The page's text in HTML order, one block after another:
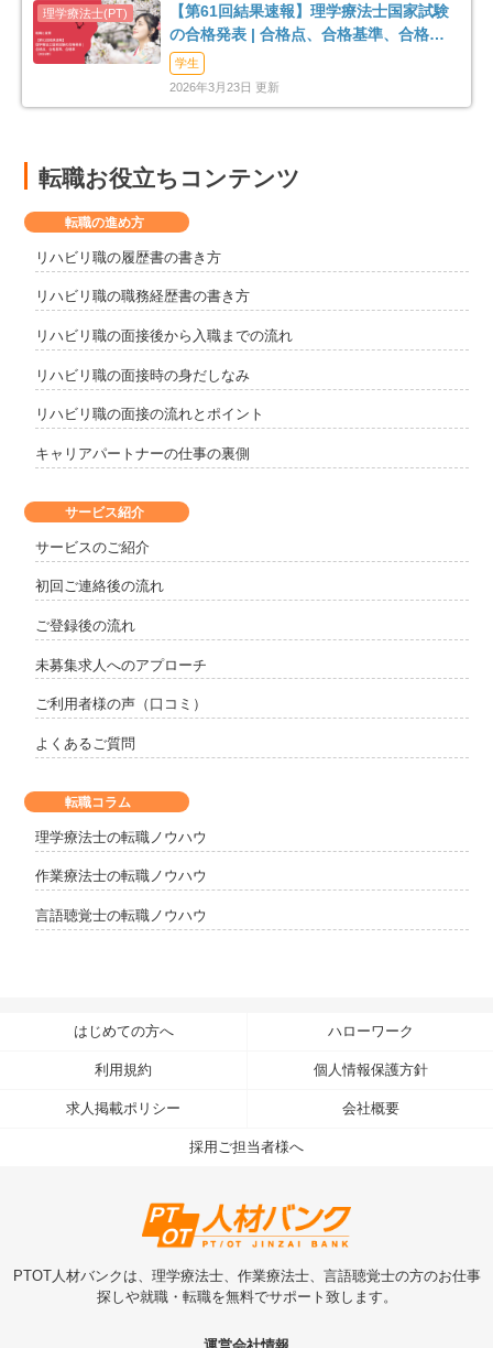
【第61回結果速報】理学療法士国家試験
の合格発表 | 合格点、合格基準、合格率
（2026年）
学生
2026年3月23日 更新
転職お役立ちコンテンツ
サービス紹介
サービスのご紹介
初回ご連絡後の流れ
ご登録後の流れ
未募集求人へのアプローチ
ご利用者様の声（口コミ）
よくあるご質問
転職の進め方
リハビリ職の履歴書の書き方
リハビリ職の職務経歴書の書き方
リハビリ職の面接後から入職までの流れ
リハビリ職の面接時の身だしなみ
リハビリ職の面接の流れとポイント
キャリアパートナーの仕事の裏側
転職コラム
理学療法士の転職ノウハウ
作業療法士の転職ノウハウ
言語聴覚士の転職ノウハウ
はじめての方へ ハローワーク
利用規約 個人情報保護方針
求人掲載ポリシー 会社概要
採用ご担当者様へ
PTOT人材バンクは、理学療法士、作業療法士、言語聴覚士の方のお仕事
探しや就職・転職を無料でサポート致します。